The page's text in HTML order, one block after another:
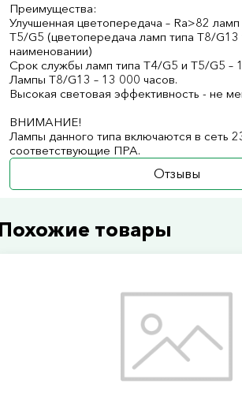
Преимущества:
Улучшенная цветопередача – Ra>82
Т5/G5 (цветопередача ламп типа Т8/G13
наименовании)
Срок службы ламп типа Т4/G5 и Т5/G5 –
Лампы Т8/G13 – 13 000 часов.
Высокая световая эффективность - не
ВНИМАНИЕ!
Лампы данного типа включаются в сеть
соответствующие ПРА.
Отзывы
товары